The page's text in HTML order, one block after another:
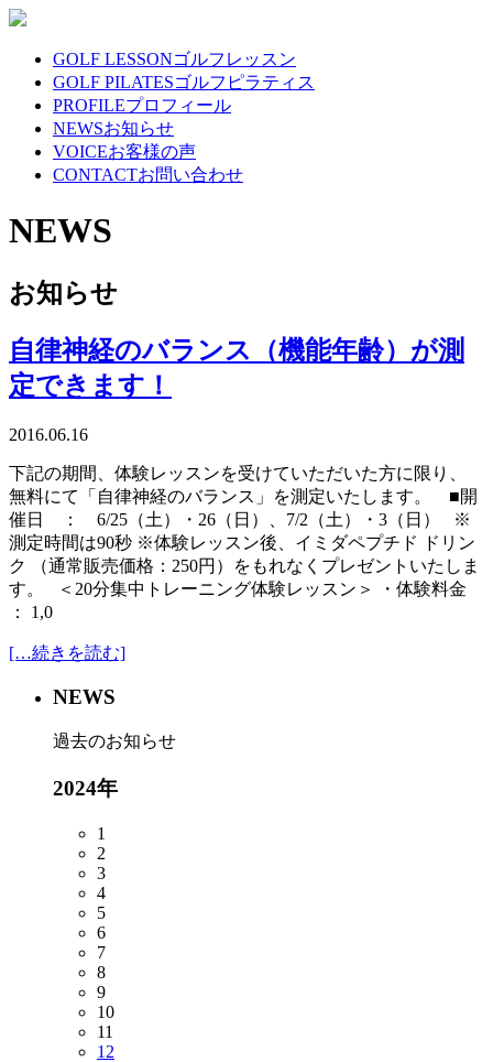
GOLF LESSONゴルフレッスン
GOLF PILATESゴルフピラティス
PROFILEプロフィール
NEWSお知らせ
VOICEお客様の声
CONTACTお問い合わせ
NEWS
お知らせ
自律神経のバランス（機能年齢）が測
定できます！
2016.06.16
下記の期間、体験レッスンを受けていただいた方に限り、
無料にて「自律神経のバランス」を測定いたします。 ■開
催日 ： 6/25（土）・26（日）、7/2（土）・3（日） ※
測定時間は90秒 ※体験レッスン後、イミダペプチド ドリン
ク （通常販売価格：250円）をもれなくプレゼントいたしま
す。 ＜20分集中トレーニング体験レッスン＞ ・体験料金
： 1,0
[…続きを読む]
NEWS
過去のお知らせ
2024年
1
2
3
4
5
6
7
8
9
10
11
12